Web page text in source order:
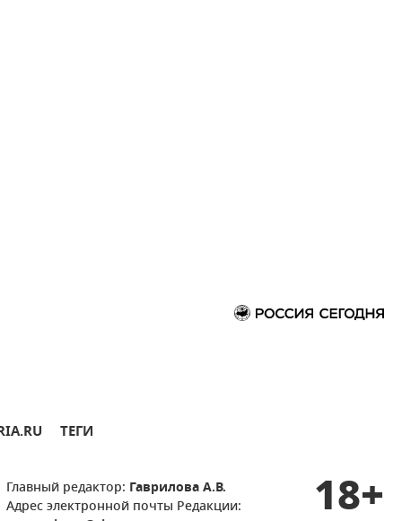
ТЕГИ
Главный редактор: Гаврилова А.В.
Адрес электронной почты Редакции:
18+